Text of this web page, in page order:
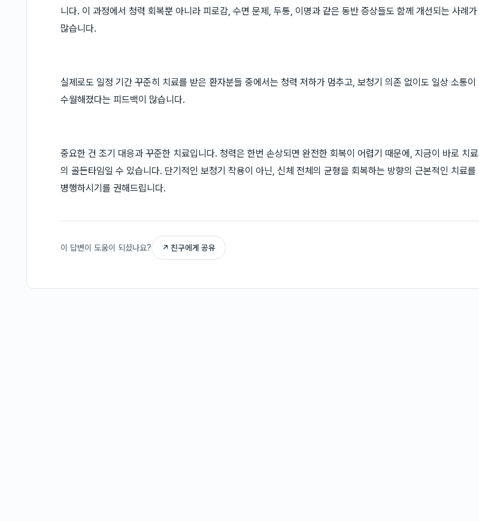
니다. 이 과정에서 청력 회복뿐 아니라 피로감, 수면 문제, 두통, 이명과 같은 동반 증상들도 함께 개선되는 사례가
많습니다.
실제로도 일정 기간 꾸준히 치료를 받은 환자분들 중에서는 청력 저하가 멈추고, 보청기 의존 없이도 일상 소통이
수월해졌다는 피드백이 많습니다.
중요한 건 조기 대응과 꾸준한 치료입니다. 청력은 한번 손상되면 완전한 회복이 어렵기 때문에, 지금이 바로 치료
의 골든타임일 수 있습니다. 단기적인 보청기 착용이 아닌, 신체 전체의 균형을 회복하는 방향의 근본적인 치료를
병행하시기를 권해드립니다.
이 답변이 도움이 되셨나요? ↗ 친구에게 공유